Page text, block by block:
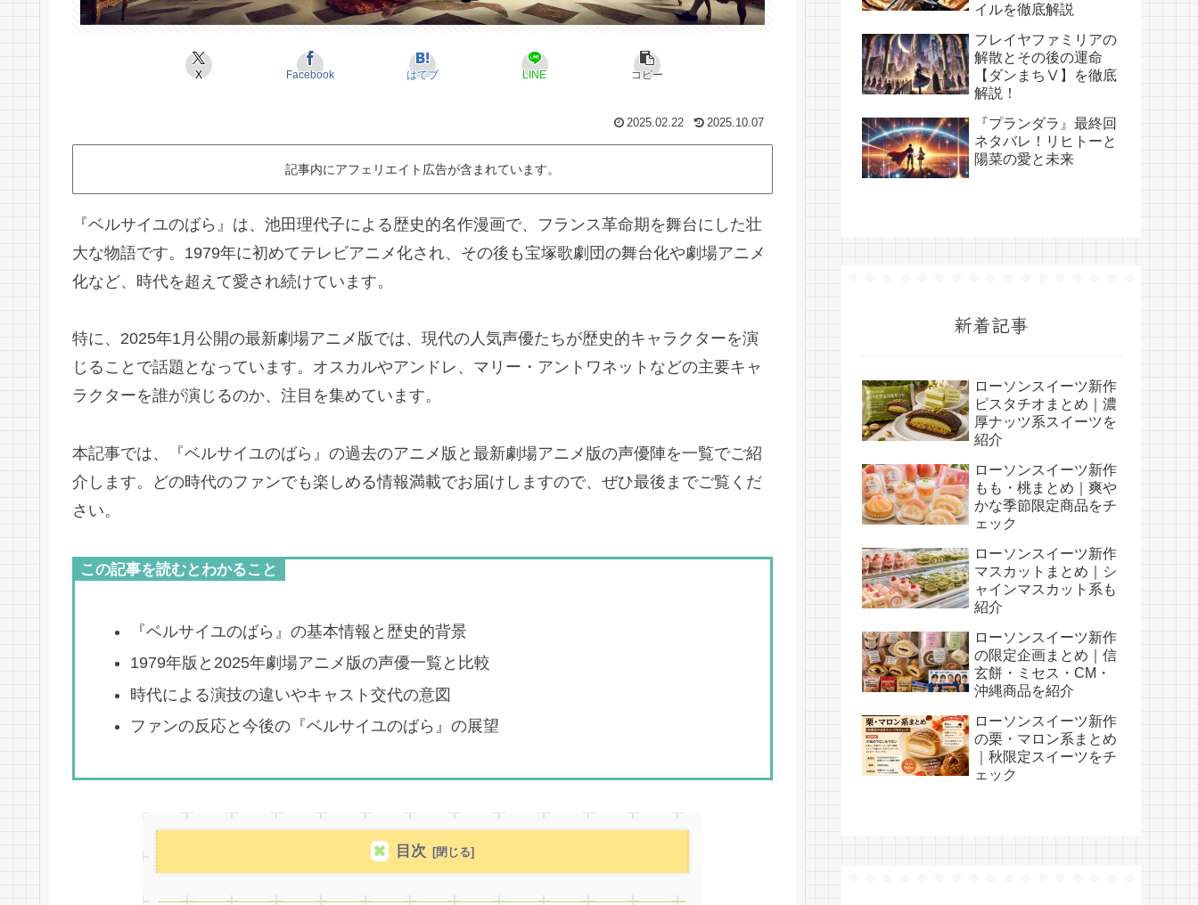
X Facebook はてブ LINE コピー
2025.02.22 2025.10.07
記事内にアフェリエイト広告が含まれています。
『ベルサイユのばら』は、池田理代子による歴史的名作漫画で、フランス革命期を舞台にした壮
大な物語です。1979年に初めてテレビアニメ化され、その後も宝塚歌劇団の舞台化や劇場アニメ
化など、時代を超えて愛され続けています。
特に、2025年1月公開の最新劇場アニメ版では、現代の人気声優たちが歴史的キャラクターを演
じることで話題となっています。オスカルやアンドレ、マリー・アントワネットなどの主要キャ
ラクターを誰が演じるのか、注目を集めています。
本記事では、『ベルサイユのばら』の過去のアニメ版と最新劇場アニメ版の声優陣を一覧でご紹
介します。どの時代のファンでも楽しめる情報満載でお届けしますので、ぜひ最後までご覧くだ
さい。
この記事を読むとわかること
『ベルサイユのばら』の基本情報と歴史的背景
1979年版と2025年劇場アニメ版の声優一覧と比較
時代による演技の違いやキャスト交代の意図
ファンの反応と今後の『ベルサイユのばら』の展望
目次
イルを徹底解説
フレイヤファミリアの
解散とその後の運命
【ダンまちⅤ】を徹底
解説！
『プランダラ』最終回
ネタバレ！リヒトーと
陽菜の愛と未来
新着記事
ローソンスイーツ新作
ピスタチオまとめ｜濃
厚ナッツ系スイーツを
紹介
ローソンスイーツ新作
もも・桃まとめ｜爽や
かな季節限定商品をチ
ェック
ローソンスイーツ新作
マスカットまとめ｜シ
ャインマスカット系も
紹介
ローソンスイーツ新作
の限定企画まとめ｜信
玄餅・ミセス・CM・
沖縄商品を紹介
ローソンスイーツ新作
の栗・マロン系まとめ
｜秋限定スイーツをチ
ェック